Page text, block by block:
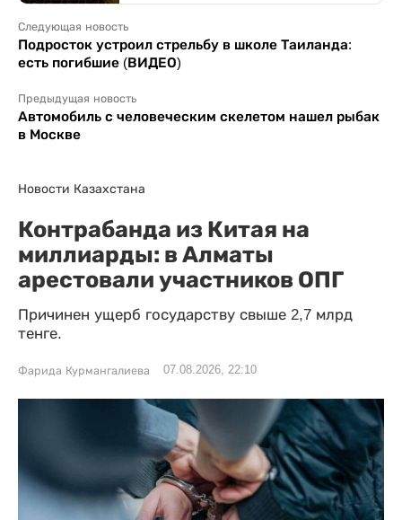
Следующая новость
Подросток устроил стрельбу в школе Таиланда:
есть погибшие (ВИДЕО)
Предыдущая новость
Автомобиль с человеческим скелетом нашел рыбак
в Москве
Новости Казахстана
Контрабанда из Китая на
миллиарды: в Алматы
арестовали участников ОПГ
Причинен ущерб государству свыше 2,7 млрд
тенге.
Фарида Курмангалиева 07.08.2026, 22:10